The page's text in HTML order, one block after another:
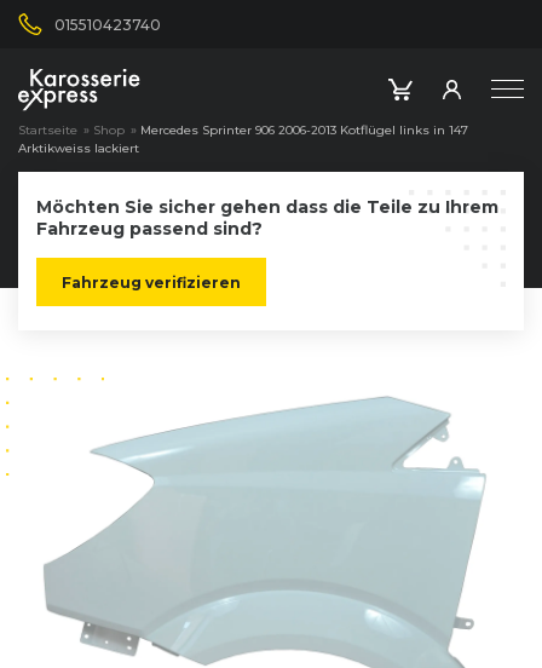
015510423740
Startseite » Shop » Mercedes Sprinter 906 2006-2013 Kotflügel links in 147
Arktikweiss lackiert
Möchten Sie sicher gehen dass die Teile zu Ihrem
Fahrzeug passend sind?
Fahrzeug verifizieren